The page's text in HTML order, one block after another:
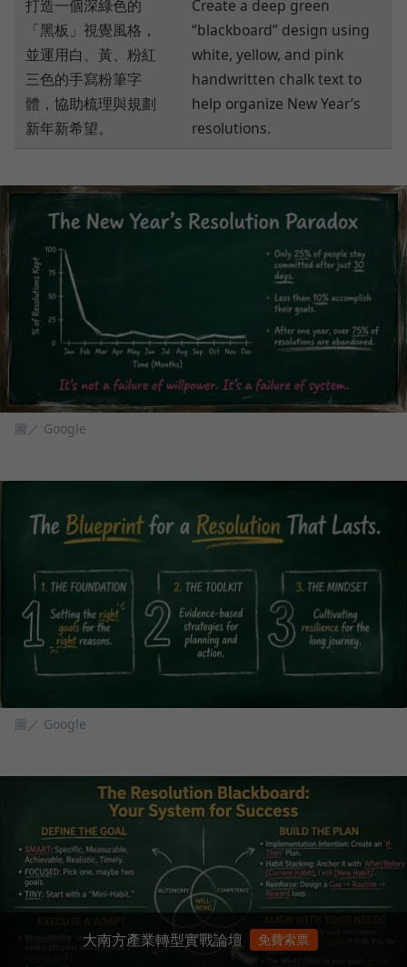
打造一個深綠色的
「黑板」視覺風格，
並運用白、黃、粉紅
三色的手寫粉筆字
體，協助梳理與規劃
新年新希望。
Create a deep green
“blackboard” design using
white, yellow, and pink
handwritten chalk text to
help organize New Year’s
resolutions.
圖／ Google
圖／ Google
大南方產業轉型實戰論壇 免費索票